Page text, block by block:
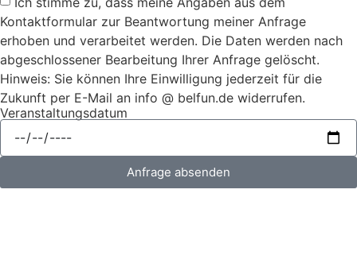
Kontaktformular zur Beantwortung meiner Anfrage
erhoben und verarbeitet werden. Die Daten werden nach
abgeschlossener Bearbeitung Ihrer Anfrage gelöscht.
Hinweis: Sie können Ihre Einwilligung jederzeit für die
Zukunft per E-Mail an info @ belfun.de widerrufen.
Veranstaltungsdatum
Anfrage absenden